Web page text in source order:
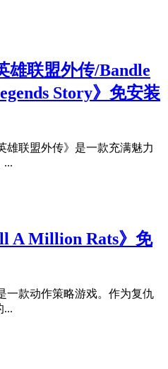
雄联盟外传/Bandle
Story》免安装
雄联盟外传》是一款充满魅力
...
A Million Rats》免
一款动作策略游戏。作为复仇
...